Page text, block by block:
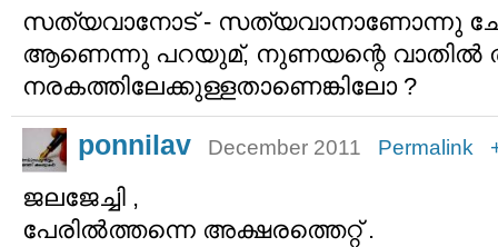
സത്യവാനോട് - സത്യവാനാണോന്നു
ആണെന്നു പറയുമ്, നുണയന്റെ വാതില്‍
നരകത്തിലേക്കുള്ളതാണെങ്കിലോ ?
ponnilav December 2011 Permalink
ജലജേച്ചി ,
പേരില്‍ത്തന്നെ അക്ഷരത്തെറ്റ് .